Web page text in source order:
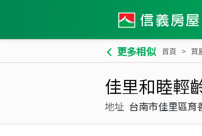
更多相似 首頁 買
佳里和睦輕
地址 台南市佳里區育